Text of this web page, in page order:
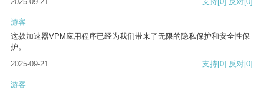
游客
这款加速器VPM应用程序已经为我们带来了无限的隐私保护和安全性保
护。
2025-09-21
支持[0] 反对[0]
游客